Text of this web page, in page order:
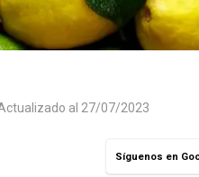
al 27/07/2023
Síguenos en